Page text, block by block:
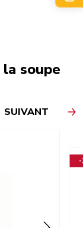
soupe
SUIVANT
-